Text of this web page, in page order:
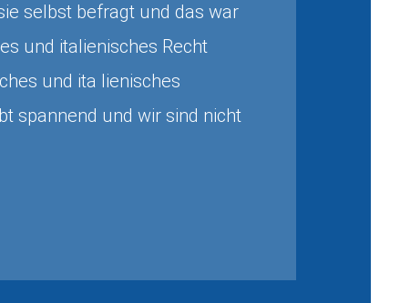
selbst befragt und das war
und italienisches Recht
und ita lienisches
spannend und wir sind nicht